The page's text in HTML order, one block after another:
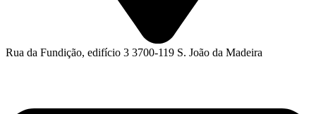
Rua da Fundição, edifício 3 3700-119 S. João da Madeira